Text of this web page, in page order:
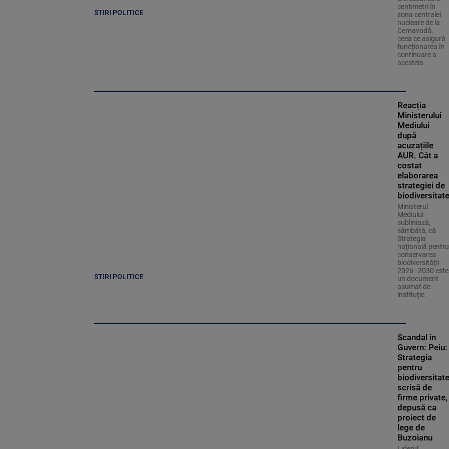
STIRI POLITICE
centimetri în
zona centralei
nucleare de la
Cernavodă,
ceea ce asigură
funcţionarea în
continuare a
acesteia.
STIRI POLITICE
Reacția
Ministerului
Mediului
după
acuzațiile
AUR. Cât a
costat
elaborarea
strategiei de
biodiversitate
Ministerul
Mediului
subliniază,
sâmbătă, că
Strategia
naţională pentru
conservarea
biodiversităţii
2026–2030 este
un document
asumat de
instituţie.
Scandal în
Guvern: Peiu:
Strategia
pentru
scrisă de
firme private,
depusă ca
proiect de
lege de
Buzoianu